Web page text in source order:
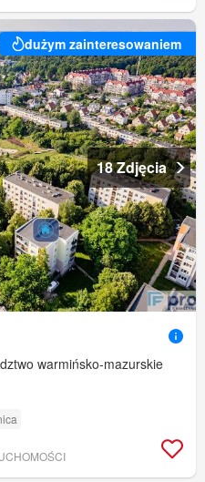
dużym zainteresowaniem
18 Zdjęcia
warmińsko-mazurskie